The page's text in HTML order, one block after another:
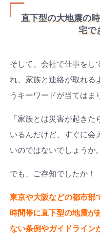
直下型の大地震の
宅で
そして、会社で仕事をし
れ、家族と連絡が取れる
うキーワードが当てはま
「家族とは災害が起き
いるんだけど、すぐに会
いのではないでしょうか。
でも、ご存知でしたか！
東京や大阪などの都市部
時間帯に直下型の地震が
ない条例やガイドライン